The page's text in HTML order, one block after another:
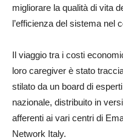
migliorare la qualità di vita
l’efficienza del sistema nel
Il viaggio tra i costi
loro caregiver è stato
stilato da un board di
nazionale, distribuito in
afferenti ai vari centri di
Network Italy.